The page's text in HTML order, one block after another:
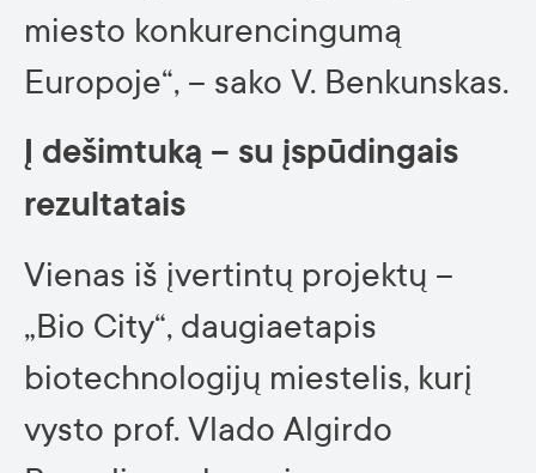
miesto konkurencingumą
Europoje“, – sako V. Benkunskas.
Į dešimtuką – su įspūdingais
rezultatais
Vienas iš įvertintų projektų –
„Bio City“, daugiaetapis
biotechnologijų miestelis, kurį
vysto prof. Vlado Algirdo